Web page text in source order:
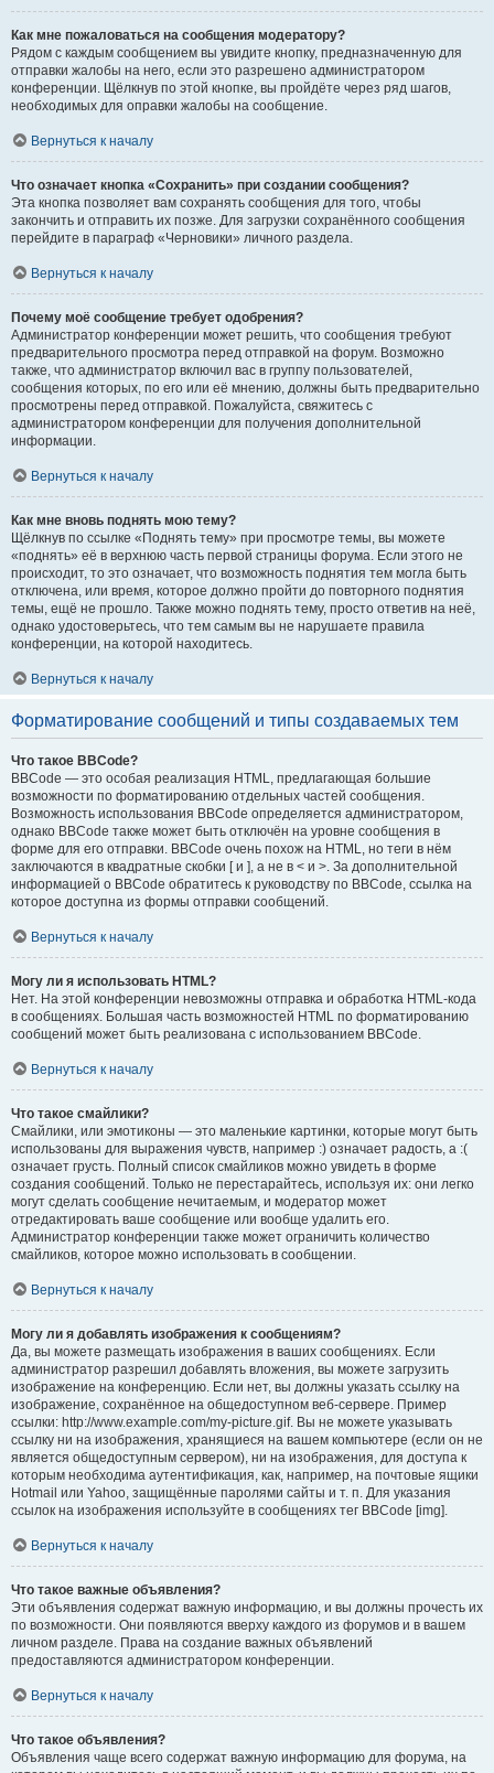
Как мне пожаловаться на сообщения модератору?
Рядом с каждым сообщением вы увидите кнопку, предназначенную для
отправки жалобы на него, если это разрешено администратором
конференции. Щёлкнув по этой кнопке, вы пройдёте через ряд шагов,
необходимых для оправки жалобы на сообщение.
Вернуться к началу
Что означает кнопка «Сохранить» при создании сообщения?
Эта кнопка позволяет вам сохранять сообщения для того, чтобы
закончить и отправить их позже. Для загрузки сохранённого сообщения
перейдите в параграф «Черновики» личного раздела.
Вернуться к началу
Почему моё сообщение требует одобрения?
Администратор конференции может решить, что сообщения требуют
предварительного просмотра перед отправкой на форум. Возможно
также, что администратор включил вас в группу пользователей,
сообщения которых, по его или её мнению, должны быть предварительно
просмотрены перед отправкой. Пожалуйста, свяжитесь с
администратором конференции для получения дополнительной
информации.
Вернуться к началу
Как мне вновь поднять мою тему?
Щёлкнув по ссылке «Поднять тему» при просмотре темы, вы можете
«поднять» её в верхнюю часть первой страницы форума. Если этого не
происходит, то это означает, что возможность поднятия тем могла быть
отключена, или время, которое должно пройти до повторного поднятия
темы, ещё не прошло. Также можно поднять тему, просто ответив на неё,
однако удостоверьтесь, что тем самым вы не нарушаете правила
конференции, на которой находитесь.
Вернуться к началу
Форматирование сообщений и типы создаваемых тем
Что такое BBCode?
BBCode — это особая реализация HTML, предлагающая большие
возможности по форматированию отдельных частей сообщения.
Возможность использования BBCode определяется администратором,
однако BBCode также может быть отключён на уровне сообщения в
форме для его отправки. BBCode очень похож на HTML, но теги в нём
заключаются в квадратные скобки [ и ], а не в < и >. За дополнительной
информацией о BBCode обратитесь к руководству по BBCode, ссылка на
которое доступна из формы отправки сообщений.
Вернуться к началу
Могу ли я использовать HTML?
Нет. На этой конференции невозможны отправка и обработка HTML-кода
в сообщениях. Большая часть возможностей HTML по форматированию
сообщений может быть реализована с использованием BBCode.
Вернуться к началу
Что такое смайлики?
Смайлики, или эмотиконы — это маленькие картинки, которые могут быть
использованы для выражения чувств, например :) означает радость, а :(
означает грусть. Полный список смайликов можно увидеть в форме
создания сообщений. Только не перестарайтесь, используя их: они легко
могут сделать сообщение нечитаемым, и модератор может
отредактировать ваше сообщение или вообще удалить его.
Администратор конференции также может ограничить количество
смайликов, которое можно использовать в сообщении.
Вернуться к началу
Могу ли я добавлять изображения к сообщениям?
Да, вы можете размещать изображения в ваших сообщениях. Если
администратор разрешил добавлять вложения, вы можете загрузить
изображение на конференцию. Если нет, вы должны указать ссылку на
изображение, сохранённое на общедоступном веб-сервере. Пример
ссылки: http://www.example.com/my-picture.gif. Вы не можете указывать
ссылку ни на изображения, хранящиеся на вашем компьютере (если он не
является общедоступным сервером), ни на изображения, для доступа к
которым необходима аутентификация, как, например, на почтовые ящики
Hotmail или Yahoo, защищённые паролями сайты и т. п. Для указания
ссылок на изображения используйте в сообщениях тег BBCode [img].
Вернуться к началу
Что такое важные объявления?
Эти объявления содержат важную информацию, и вы должны прочесть их
по возможности. Они появляются вверху каждого из форумов и в вашем
личном разделе. Права на создание важных объявлений
предоставляются администратором конференции.
Вернуться к началу
Что такое объявления?
Объявления чаще всего содержат важную информацию для форума, на